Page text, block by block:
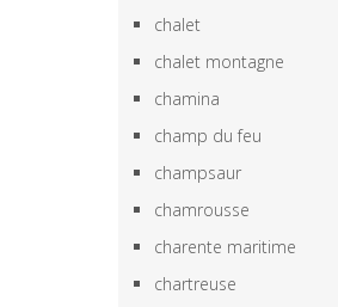
chalet
chalet montagne
chamina
champ du feu
champsaur
chamrousse
charente maritime
chartreuse